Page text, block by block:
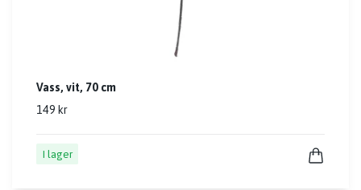
Vass, vit, 70 cm
149 kr
I lager